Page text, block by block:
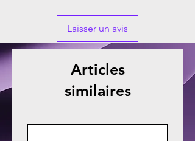
Laisser un avis
Articles
similaires